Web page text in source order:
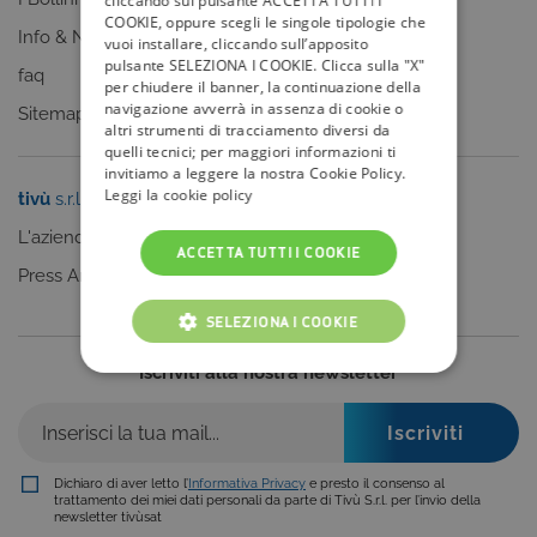
Info & News
faq
Sitemap
tivù s.r.l.
L'azienda
Press Area
Clicca qui
Iscriviti alla nostra newsletter
Dichiaro di aver letto l’Informativa Privacy e presto il consenso al
trattamento dei miei dati personali da parte di Tivù S.r.l. per l’invio della
newsletter tivùsat
COOKIE, oppure scegli le singole tipologie che
vuoi installare, cliccando sull’apposito
pulsante SELEZIONA I COOKIE. Clicca sulla "X"
per chiudere il banner, la continuazione della
navigazione avverrà in assenza di cookie o
altri strumenti di tracciamento diversi da
quelli tecnici; per maggiori informazioni ti
invitiamo a leggere la nostra Cookie Policy.
Leggi la cookie policy
ACCETTA TUTTI I COOKIE
SELEZIONA I COOKIE
COOKIE TECNICI
COOKIE ANALITICI
FUNZIONALITÀ